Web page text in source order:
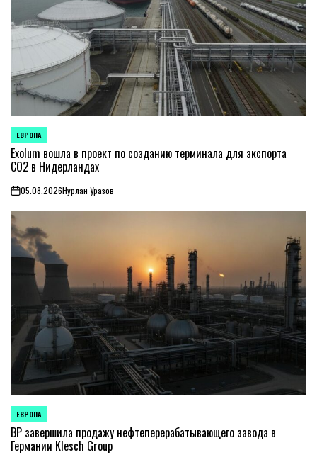
ОПУБЛИКОВАНО
В
ЕВРОПА
Exolum вошла в проект по созданию терминала для экспорта
CO2 в Нидерландах
on05.08.2026Нурлан Уразов
ОПУБЛИКОВАНО
В
ЕВРОПА
BP завершила продажу нефтеперерабатывающего завода в
Германии Klesch Group